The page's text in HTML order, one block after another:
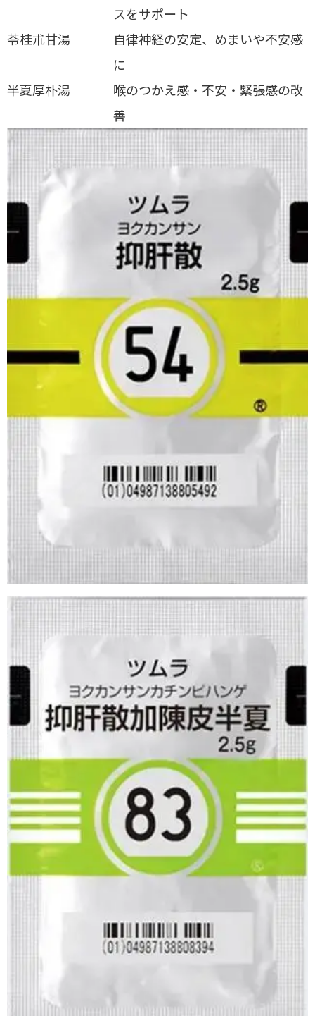
スをサポート
苓桂朮甘湯
自律神経の安定、めまいや不安感
に
半夏厚朴湯
喉のつかえ感・不安・緊張感の改
善